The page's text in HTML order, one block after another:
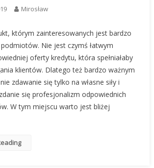
Mirosław
którym zainteresowanych jest bardzo
Nie jest czymś łatwym
oferty kredytu, która spełniałaby
klientów. Dlatego też bardzo ważnym
zdawanie się tylko na własne siły i
się profesjonalizm odpowiednich
W tym miejscu warto jest bliżej